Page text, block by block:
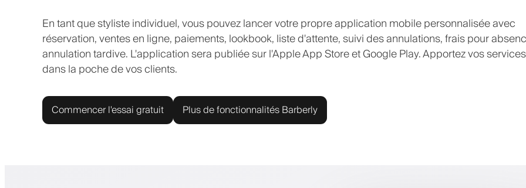
En tant que styliste individuel, vous pouvez lancer votre propre application mobile personnalisée avec
réservation, ventes en ligne, paiements, lookbook, liste d'attente, suivi des annulations, frais pour
annulation tardive. L'application sera publiée sur l'Apple App Store et Google Play. Apportez vos services
dans la poche de vos clients.
Commencer l'essai gratuit Plus de fonctionnalités Barberly